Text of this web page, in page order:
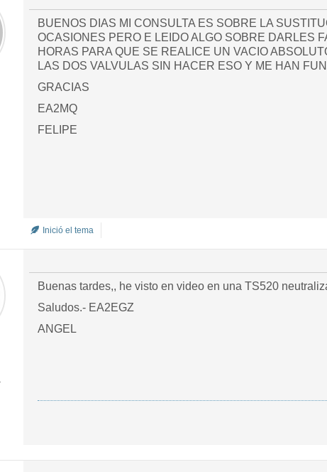
BUENOS DIAS MI CONSULTA ES SOBRE LA
OCASIONES PERO E LEIDO ALGO SOBRE DARLES
HORAS PARA QUE SE REALICE UN VACIO
LAS DOS VALVULAS SIN HACER ESO Y ME HAN
GRACIAS
EA2MQ
FELIPE
Inició el tema
Buenas tardes,, he visto en video en una TS520
Saludos.- EA2EGZ
ANGEL